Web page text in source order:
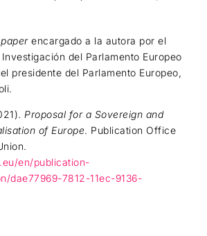
paperencargado a la autora por el
del Parlamento Europeo
presidente del Parlamento Europeo,
Proposal for a Sovereign and
of Europe. Publication Office
en/publication-
dae77969-7812-11ec-9136-